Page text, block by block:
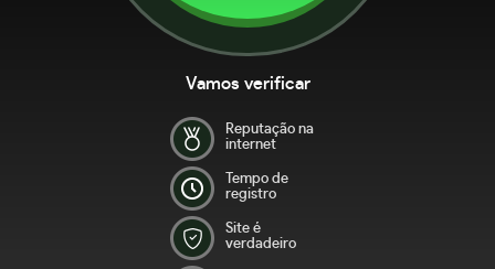
Vamos verificar
Reputação na
internet
Tempo de
registro
Site é
verdadeiro